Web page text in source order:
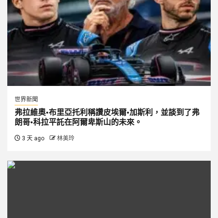
世界新聞
弗拉維奧·布里亞托利稱讚皮埃爾·加斯利，並談到了弗
朗哥·科拉平託在阿爾卑斯山的未來。
3 天 ago 林美玲